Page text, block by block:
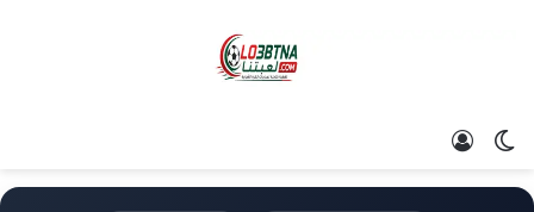
الوضع المظلم